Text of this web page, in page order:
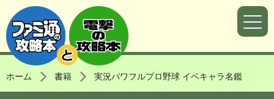
ホーム 書籍 実況パワフルプロ野球 イベキャラ名鑑